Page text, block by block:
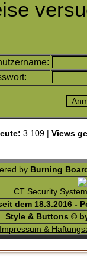
3.109 | Views
by Burning
CT Security
dem 18.3.2016 -
Style & Buttons ©
Impressum &